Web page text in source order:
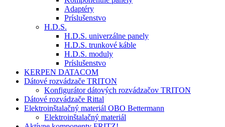
Adaptéry
Príslušenstvo
H.D.S.
H.D.S. univerzálne panely
H.D.S. trunkové káble
H.D.S. moduly
Príslušenstvo
KERPEN DATACOM
Dátové rozvádzače TRITON
Konfigurátor dátových rozvádzačov TRITON
Dátové rozvádzače Rittal
Elektroinštalačný materiál OBO Bettermann
Elektroinštalačný materiál